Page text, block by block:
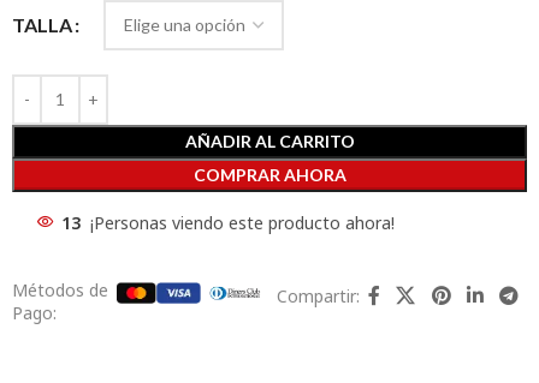
TALLA
AÑADIR AL CARRITO
COMPRAR AHORA
13 ¡Personas viendo este producto ahora!
Métodos de
Pago:
Compartir: